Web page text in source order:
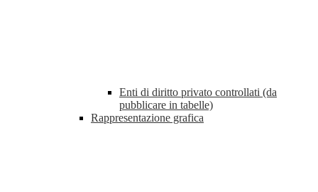
Enti di diritto privato controllati (da
pubblicare in tabelle)
Rappresentazione grafica